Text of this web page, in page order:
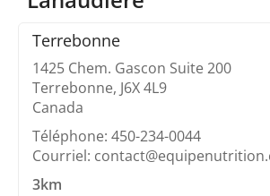
Terrebonne
1425 Chem. Gascon Suite 200
Terrebonne, J6X 4L9
Canada
Téléphone: 450-234-0044
Courriel:
3km